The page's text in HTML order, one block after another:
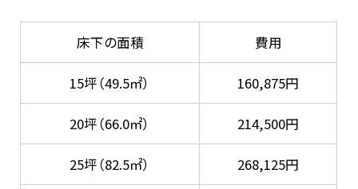
木材保存センター
三共クリーンシステム
床下の面積 費用
15坪（49.5㎡） 160,875円
20坪（66.0㎡） 214,500円
25坪（82.5㎡） 268,125円